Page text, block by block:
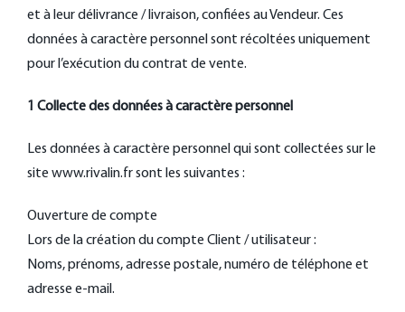
POINTS DE VENTE
CONTACT
FAQ
et à leur délivrance / livraison, confiées au Vendeur. Ces
données à caractère personnel sont récoltées uniquement
pour l’exécution du contrat de vente.
1 Collecte des données à caractère personnel
Les données à caractère personnel qui sont collectées sur le
site www.rivalin.fr sont les suivantes :
Ouverture de compte
Lors de la création du compte Client / utilisateur :
Noms, prénoms, adresse postale, numéro de téléphone et
adresse e-mail.